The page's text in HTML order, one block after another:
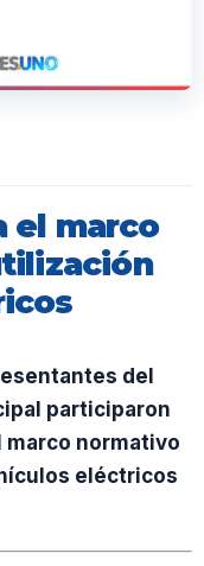
el marco
del
participaron
marco normativo
eléctricos